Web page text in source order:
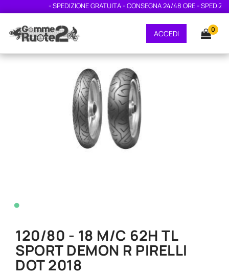
- SPEDIZIONE GRATUITA - CONSEGNA 24/48 ORE -
ACCEDI 0
•
120/80 - 18 M/C 62H TL
SPORT DEMON R PIRELLI
DOT 2018